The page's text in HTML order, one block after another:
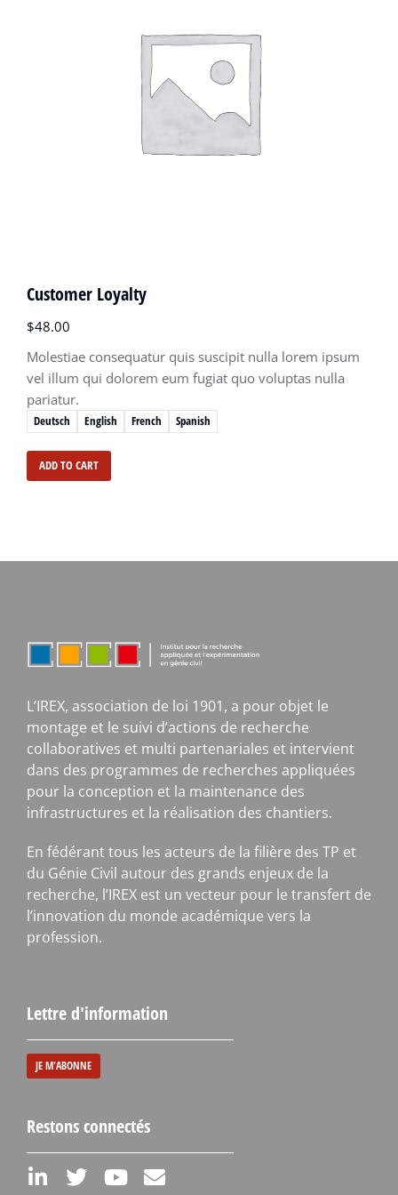
Deutsch English French Spanish
Customer Loyalty
$48.00
Molestiae consequatur quis suscipit nulla lorem ipsum
vel illum qui dolorem eum fugiat quo voluptas nulla
pariatur.
ADD TO CART
L’IREX, association de loi 1901, a pour objet le
montage et le suivi d’actions de recherche
collaboratives et multi partenariales et intervient
dans des programmes de recherches appliquées
pour la conception et la maintenance des
infrastructures et la réalisation des chantiers.
En fédérant tous les acteurs de la filière des TP et
du Génie Civil autour des grands enjeux de la
recherche, l’IREX est un vecteur pour le transfert de
l’innovation du monde académique vers la
profession.
Lettre d'information
JE M'ABONNE
Restons connectés